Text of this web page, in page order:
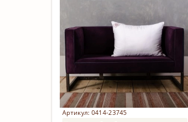
Артикул: 0414-23745